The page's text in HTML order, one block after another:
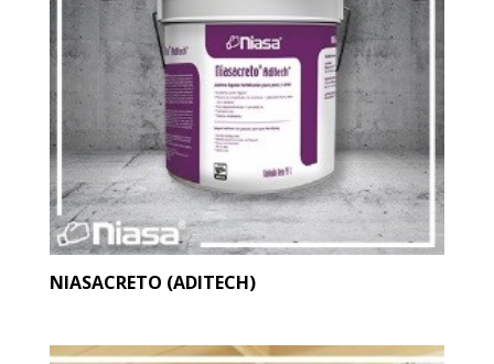
NIASACRETO (ADITECH)